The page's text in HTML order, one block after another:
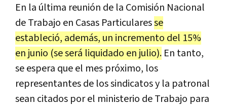
En la última reunión de la Comisión Nacional
de Trabajo en Casas Particularesse
estableció, además, un incremento del 15%
en junio (se será liquidado en julio). En tanto,
se espera que el mes próximo, los
representantes de los sindicatos y la patronal
sean citados por el ministerio de Trabajo para